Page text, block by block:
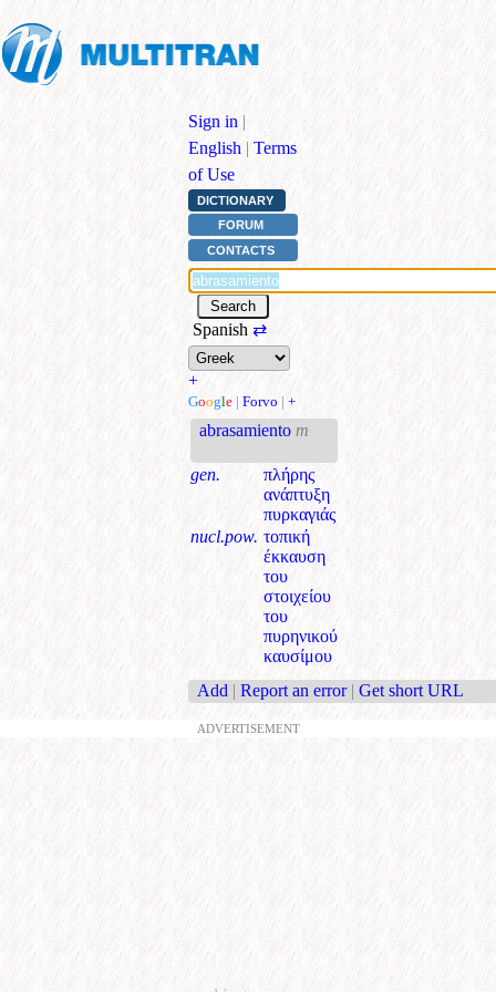
Sign in |
English | Terms
of Use
DICTIONARY
FORUM
CONTACTS
Spanish ⇄
+
Google | Forvo | +
abrasamiento m
gen.
πλήρης
ανάπτυξη
πυρκαγιάς
nucl.pow. τοπική
έκκαυση
του
στοιχείου
του
πυρηνικού
καυσίμου
Add | Report an error | Get short URL
ADVERTISEMENT